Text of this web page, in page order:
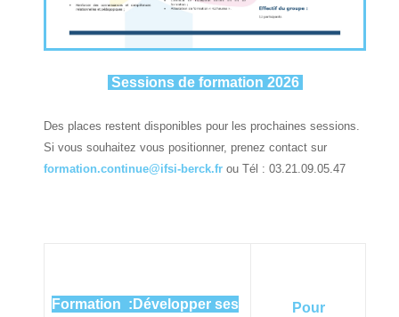
Sessions de formation 2026
Des places restent disponibles pour les prochaines sessions.
Si vous souhaitez vous positionner, prenez contact sur
formation.continue@ifsi-berck.fr ou Tél : 03.21.09.05.47
Formation : Développer ses
Pour